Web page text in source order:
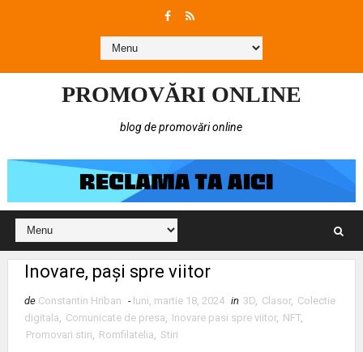
PROMOVĂRI ONLINE
blog de promovări online
Inovare, pași spre viitor
de Constantin Hriban - luni, martie 18, 2024 in 3D, Clasor, Colectie
digitala, Comunicate de presa, Inovare pasi spre viitor, NFT,
Promovari stiri, Romfilatelia, Stiri